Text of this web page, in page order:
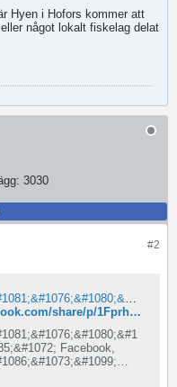
Hyen i Hofors kommer att
något lokalt fiskelag delat
3030
#2
&#1042;&#1086;&#1081;&#1076;&#1080;&#1090;&#1077; &#1085;&#1072; Facebook
https://www.facebook.com/share/p/1Fprh42K83/
Facebook,